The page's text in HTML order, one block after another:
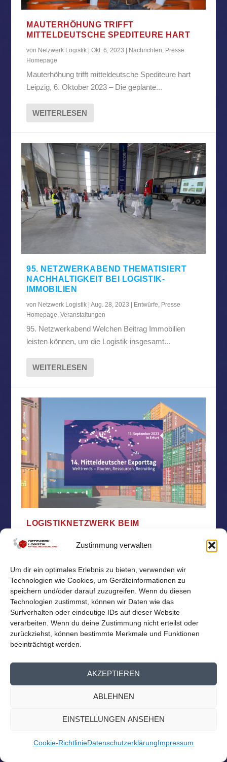
Zustimmung verwalten
Um dir ein optimales Erlebnis zu bieten, verwenden wir
Technologien wie Cookies, um Geräteinformationen zu
speichern und/oder darauf zuzugreifen. Wenn du diesen
Technologien zustimmst, können wir Daten wie das
Surfverhalten oder eindeutige IDs auf dieser Website
verarbeiten. Wenn du deine Zustimmung nicht erteilst oder
zurückziehst, können bestimmte Merkmale und Funktionen
beeinträchtigt werden.
AKZEPTIEREN
ABLEHNEN
EINSTELLUNGEN ANSEHEN
Cookie-RichtlinieDatenschutzerklärungImpressum
MAUTERHÖHUNG TRIFFT
MITTELDEUTSCHE SPEDITEURE HART
von Netzwerk Logistik |Okt. 6, 2023 Nachrichten, Presse
Homepage
Mauterhöhung trifft mitteldeutsche Spediteure hart
Leipzig, 6. Oktober 2023 – Die geplante...
WEITERLESEN
95. NETZWERKABEND THEMATISIERT
NACHHALTIGKEIT BEI LOGISTIK-
IMMOBILIEN
von Netzwerk Logistik |Aug. 28, 2023 Entwürfe, Presse
Homepage,Veranstaltungen
95. Netzwerkabend Welchen Beitrag Immobilien
leisten können, um die Logistik insgesamt...
WEITERLESEN
LOGISTIKNETZWERK BEIM
vonNetzwerk Logistik|Aug. 23, 2023 |Nachrichten
Logistiknetzwerk beim Mitteldeutschen Exporttag Am
13. September findet der 14. Mitteldeutsche...
WEITERLESEN